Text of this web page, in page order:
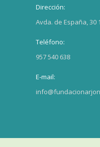
Dirección:
Avda. de España, 30
Teléfono:
957 540 638
E-mail: